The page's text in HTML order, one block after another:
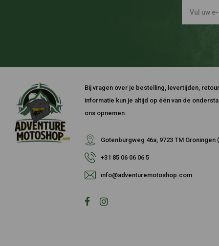
Bij vragen over je bestelling, levertijden,
informatie kun je altijd op één van de
ons opnemen.
Gotenburgweg 46a, 9723 TM Groningen
+31 85 06 06 06 5
info@adventuremotoshop.com